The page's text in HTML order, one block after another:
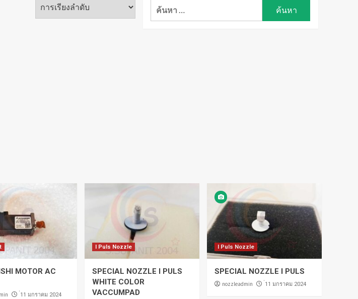
ค้นหา
MOTOR AC
่11 มกราคม 2024
I Puls Nozzle
SPECIAL NOZZLE I PULS
WHITE COLOR
VACCUMPAD
I Puls Nozzle
SPECIAL NOZZLE I PULS
nozzleadmin ่11 มกราคม 2024